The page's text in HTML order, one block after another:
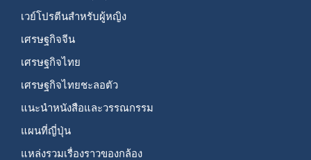
เวย์โปรตีนสำหรับผู้หญิง
เศรษฐกิจจีน
เศรษฐกิจไทย
เศรษฐกิจไทยชะลอตัว
แนะนำหนังสือและวรรณกรรม
แผนที่ญี่ปุ่น
แหล่งรวมเรื่องราวของกล้อง